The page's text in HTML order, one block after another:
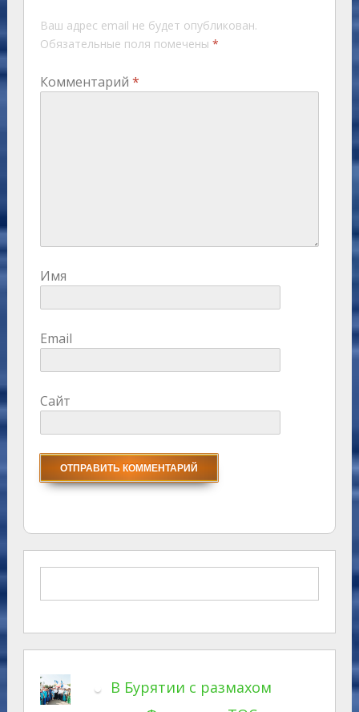
Ваш адрес email не будет опубликован.
Обязательные поля помечены *
Комментарий *
Имя
Email
Сайт
В Бурятии с размахом